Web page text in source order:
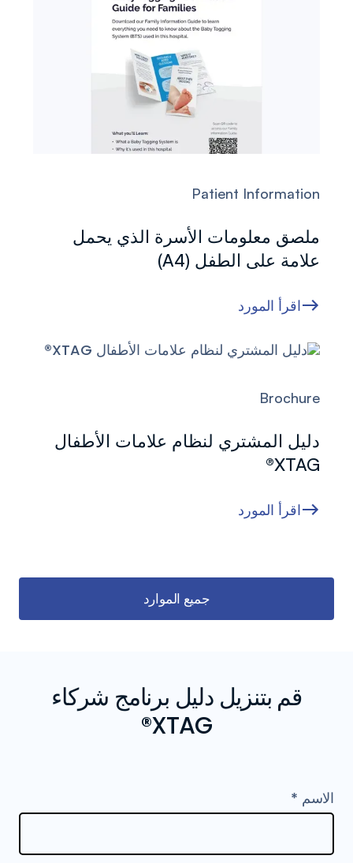
Patient Information
ملصق معلومات الأسرة الذي يحمل
علامة على الطفل (A4)
اقرأ المورد
Brochure
دليل المشتري لنظام علامات الأطفال
XTAG®
اقرأ المورد
جميع الموارد
قم بتنزيل دليل برنامج شركاء
XTAG®
الاسم *